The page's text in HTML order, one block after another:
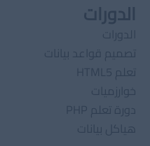
الدورات
الدورات
تصميم قواعد بيانات
تعلم HTML5
خوارزميات
دورة تعلم PHP
هياكل بيانات